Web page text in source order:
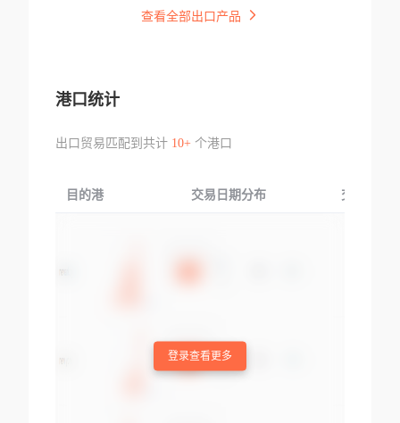
查看全部出口产品
港口统计
出口贸易匹配到共计 10+个港口
目的港 交易日期分布 交易产品
登录查看更多